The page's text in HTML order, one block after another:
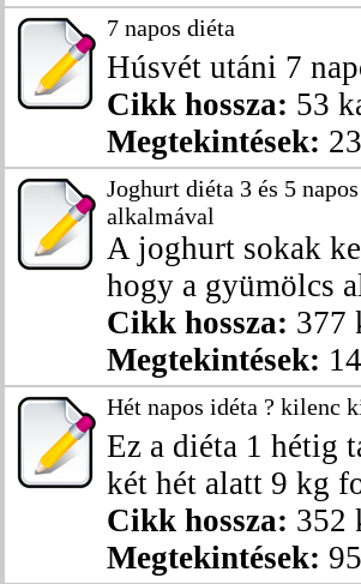
7 napos diéta
Húsvét utáni 7
Cikk hossza: 53
Megtekintések:
Joghurt diéta 3 és 5
alkalmával
A joghurt sokak
hogy a gyümölcs
Cikk hossza: 377
Megtekintések:
Hét napos idéta ? kilenc
Ez a diéta 1 hétig
két hét alatt 9 kg
Cikk hossza: 352
Megtekintések: 95